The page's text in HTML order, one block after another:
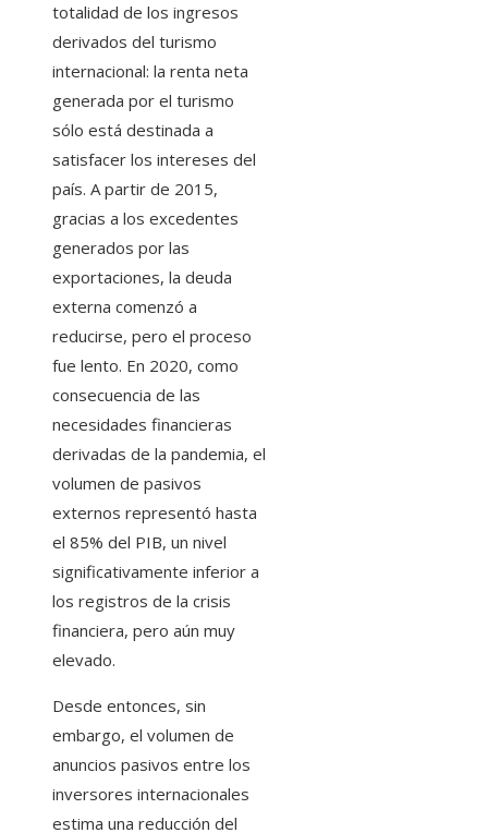
totalidad de los ingresos
derivados del turismo
internacional: la renta neta
generada por el turismo
sólo está destinada a
satisfacer los intereses del
país. A partir de 2015,
gracias a los excedentes
generados por las
exportaciones, la deuda
externa comenzó a
reducirse, pero el proceso
fue lento. En 2020, como
consecuencia de las
necesidades financieras
derivadas de la pandemia, el
volumen de pasivos
externos representó hasta
el 85% del PIB, un nivel
significativamente inferior a
los registros de la crisis
financiera, pero aún muy
elevado.
Desde entonces, sin
embargo, el volumen de
anuncios pasivos entre los
inversores internacionales
estima una reducción del